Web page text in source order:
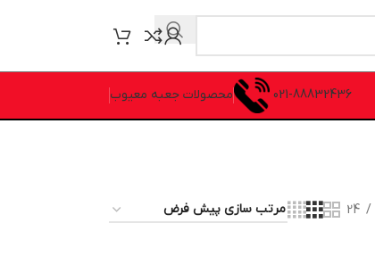
021-88832436 محصولات جعبه معیوب
24